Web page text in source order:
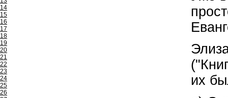
14
15
16
17
18
19
20
21
22
23
24
25
26
их